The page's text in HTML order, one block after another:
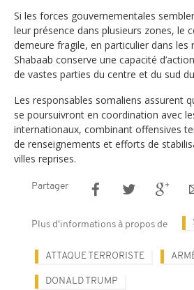
Si les forces gouvernementales
leur présence dans plusieurs zones, le
demeure fragile, en particulier dans les
Shabaab conserve une capacité
de vastes parties du centre et du sud
Les responsables somaliens assurent
se poursuivront en coordination avec
internationaux, combinant offensives
de renseignements et efforts de
villes reprises.
Partager
Plus d'informations à propos de
ATTAQUE TERRORISTE
DONALD TRUMP